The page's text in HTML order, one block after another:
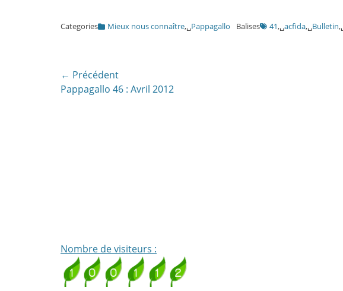
Categories Mieux nous connaître,␣Pappagallo Balises 41,␣acfida,␣Bulletin
Navigation
de
← Précédent
Article
Pappagallo 46 : Avril 2012
Nombre de visiteurs :